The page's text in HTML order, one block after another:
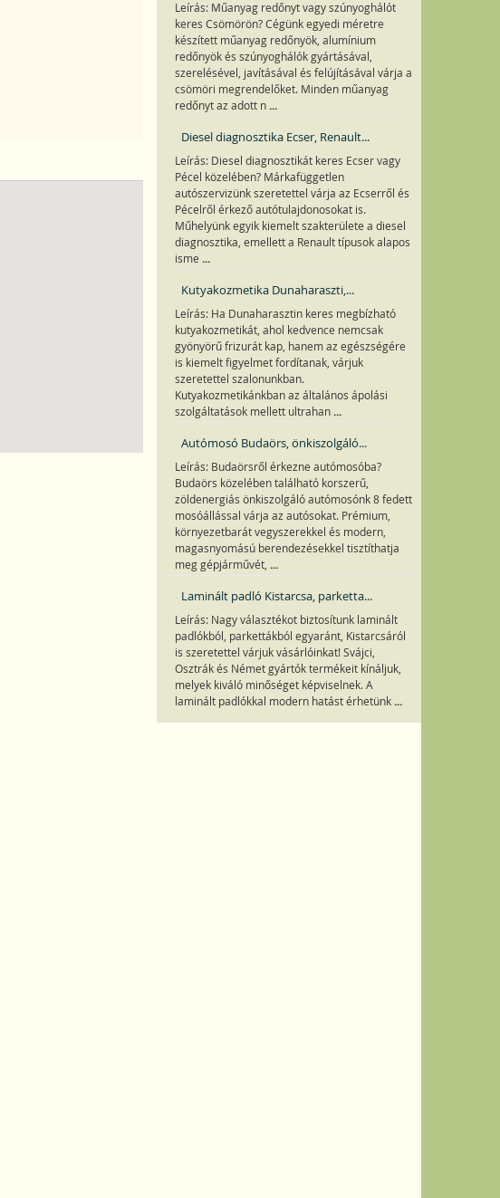
Leírás: Műanyag redőnyt vagy szúnyoghálót
keres Csömörön? Cégünk egyedi méretre
készített műanyag redőnyök, alumínium
redőnyök és szúnyoghálók gyártásával,
szerelésével, javításával és felújításával várja a
csömöri megrendelőket. Minden műanyag
redőnyt az adott n ...
Diesel diagnosztika Ecser, Renault...
Leírás: Diesel diagnosztikát keres Ecser vagy
Pécel közelében? Márkafüggetlen
autószervizünk szeretettel várja az Ecserről és
Pécelről érkező autótulajdonosokat is.
Műhelyünk egyik kiemelt szakterülete a diesel
diagnosztika, emellett a Renault típusok alapos
isme ...
Kutyakozmetika Dunaharaszti,...
Leírás: Ha Dunaharasztin keres megbízható
kutyakozmetikát, ahol kedvence nemcsak
gyönyörű frizurát kap, hanem az egészségére
is kiemelt figyelmet fordítanak, várjuk
szeretettel szalonunkban.
Kutyakozmetikánkban az általános ápolási
szolgáltatások mellett ultrahan ...
Autómosó Budaörs, önkiszolgáló...
Leírás: Budaörsről érkezne autómosóba?
Budaörs közelében található korszerű,
zöldenergiás önkiszolgáló autómosónk 8 fedett
mosóállással várja az autósokat. Prémium,
környezetbarát vegyszerekkel és modern,
magasnyomású berendezésekkel tisztíthatja
meg gépjárművét, ...
Laminált padló Kistarcsa, parketta...
Leírás: Nagy választékot biztosítunk laminált
padlókból, parkettákból egyaránt, Kistarcsáról
is szeretettel várjuk vásárlóinkat! Svájci,
Osztrák és Német gyártók termékeit kínáljuk,
melyek kiváló minőséget képviselnek. A
laminált padlókkal modern hatást érhetünk ...